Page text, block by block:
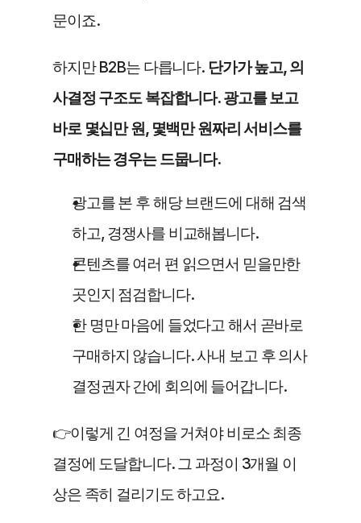
문이죠.
하지만 B2B는 다릅니다. 단가가 높고, 의
사결정 구조도 복잡합니다. 광고를 보고
바로 몇십만 원, 몇백만 원짜리 서비스를
구매하는 경우는 드뭅니다.
광고를 본 후 해당 브랜드에 대해 검색
하고, 경쟁사를 비교해봅니다.
콘텐츠를 여러 편 읽으면서 믿을만한
곳인지 점검합니다.
한 명만 마음에 들었다고 해서 곧바로
구매하지 않습니다. 사내 보고 후 의사
결정권자 간에 회의에 들어갑니다.
👉이렇게 긴 여정을 거쳐야 비로소 최종
결정에 도달합니다. 그 과정이 3개월 이
상은 족히 걸리기도 하고요.